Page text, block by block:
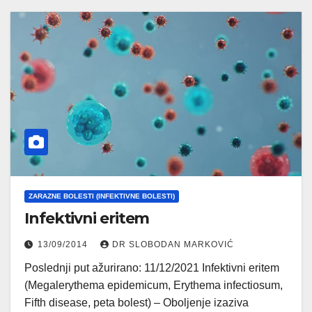
ZARAZNE BOLESTI (INFEKTIVNE BOLESTI)
Infektivni eritem
13/09/2014 DR SLOBODAN MARKOVIĆ
Poslednji put ažurirano: 11/12/2021 Infektivni eritem
(Megalerythema epidemicum, Erythema infectiosum,
Fifth disease, peta bolest) – Oboljenje izaziva